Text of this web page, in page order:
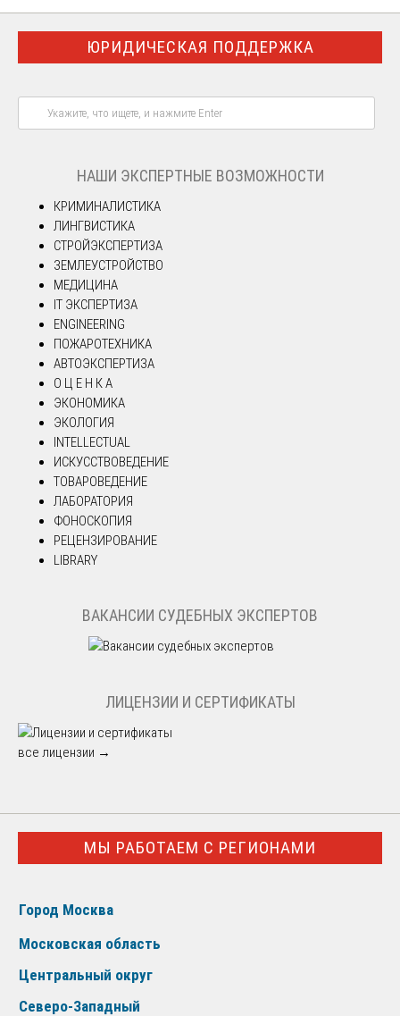
ЮРИДИЧЕСКАЯ ПОДДЕРЖКА
НАШИ ЭКСПЕРТНЫЕ ВОЗМОЖНОСТИ
КРИМИНАЛИСТИКА
ЛИНГВИСТИКА
СТРОЙЭКСПЕРТИЗА
ЗЕМЛЕУСТРОЙСТВО
МЕДИЦИНА
IT ЭКСПЕРТИЗА
ENGINEERING
ПОЖАРОТЕХНИКА
АВТОЭКСПЕРТИЗА
О Ц Е Н К А
ЭКОНОМИКА
ЭКОЛОГИЯ
INTELLECTUAL
ИСКУССТВОВЕДЕНИЕ
ТОВАРОВЕДЕНИЕ
ЛАБОРАТОРИЯ
ФОНОСКОПИЯ
РЕЦЕНЗИРОВАНИЕ
LIBRARY
ВАКАНСИИ СУДЕБНЫХ ЭКСПЕРТОВ
ЛИЦЕНЗИИ И СЕРТИФИКАТЫ
все лицензии →
МЫ РАБОТАЕМ С РЕГИОНАМИ
Город Москва
Московская область
Центральный округ
Северо-Западный